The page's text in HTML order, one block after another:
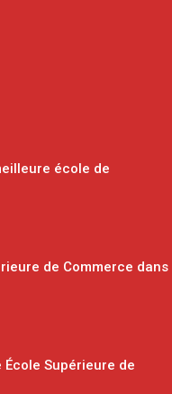
école de
de Commerce dans
Supérieure de